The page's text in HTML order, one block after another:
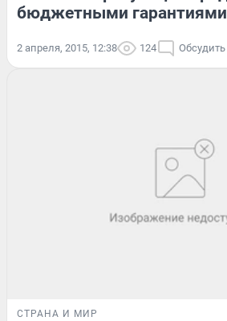
бюджетными гарантиями
2 апреля, 2015, 12:38 124 Обсудить
СТРАНА И МИР